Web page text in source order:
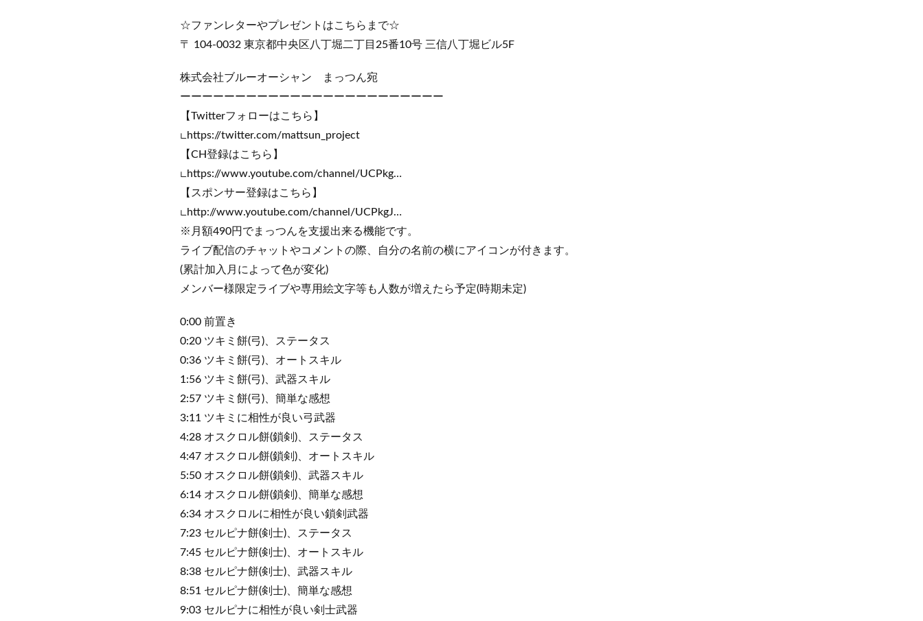
☆ファンレターやプレゼントはこちらまで☆
〒 104-0032 東京都中央区八丁堀二丁目25番10号 三信八丁堀ビル5F
株式会社ブルーオーシャン まっつん宛
ーーーーーーーーーーーーーーーーーーーーーーーー
【Twitterフォローはこちら】
∟https://twitter.com/mattsun_project
【CH登録はこちら】
∟https://www.youtube.com/channel/UCPkg…
【スポンサー登録はこちら】
∟http://www.youtube.com/channel/UCPkgJ…
※月額490円でまっつんを支援出来る機能です。
ライブ配信のチャットやコメントの際、自分の名前の横にアイコンが付きます。
(累計加入月によって色が変化)
メンバー様限定ライブや専用絵文字等も人数が増えたら予定(時期未定)
0:00 前置き
0:20 ツキミ餅(弓)、ステータス
0:36 ツキミ餅(弓)、オートスキル
1:56 ツキミ餅(弓)、武器スキル
2:57 ツキミ餅(弓)、簡単な感想
3:11 ツキミに相性が良い弓武器
4:28 オスクロル餅(鎖剣)、ステータス
4:47 オスクロル餅(鎖剣)、オートスキル
5:50 オスクロル餅(鎖剣)、武器スキル
6:14 オスクロル餅(鎖剣)、簡単な感想
6:34 オスクロルに相性が良い鎖剣武器
7:23 セルピナ餅(剣士)、ステータス
7:45 セルピナ餅(剣士)、オートスキル
8:38 セルピナ餅(剣士)、武器スキル
8:51 セルピナ餅(剣士)、簡単な感想
9:03 セルピナに相性が良い剣士武器